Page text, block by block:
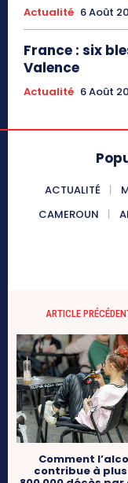
Actualité 6 Août
France : six
Valence
Actualité 6 Août
ACTUALITÉ
CAMEROUN
ARTICLE
Comment
contribue à